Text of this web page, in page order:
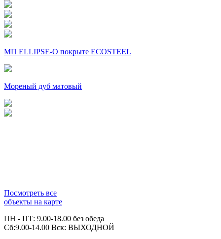
МП ELLIPSE-O покрыте ECOSTEEL
Мореный дуб матовый
Посмотреть все
объекты на карте
ПН - ПТ: 9.00-18.00 без обеда
Сб:9.00-14.00 Вск: ВЫХОДНОЙ